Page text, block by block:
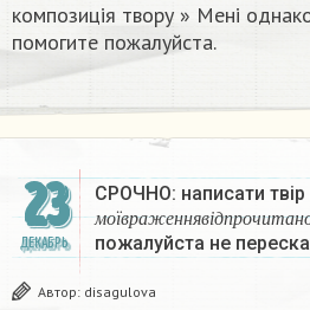
композиція твору » Мені
помогите пожалуйста.​​
23
ДЕКАБРЬ
СРОЧНО: написати твір
мо їв р а ж е н няв і д пр о ч и т а н
моївраженнявід про
пожалуйста не
Автор: disagulova